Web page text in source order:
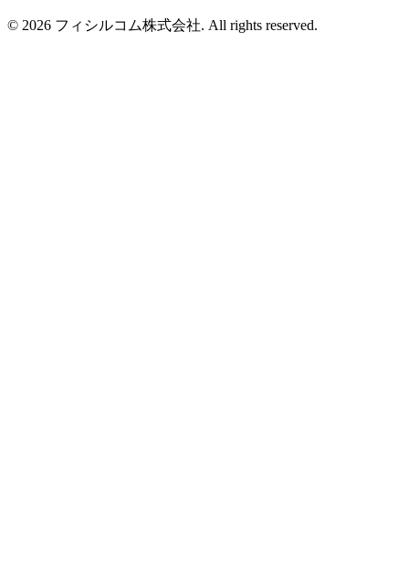
© 2026 フィシルコム株式会社. All rights reserved.